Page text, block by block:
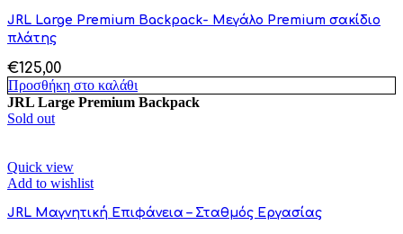
JRL Large Premium Backpack- Μεγάλο Premium σακίδιο
πλάτης
€125,00
Προσθήκη στο καλάθι
JRL Large Premium Backpack
Sold out
Quick view
Add to wishlist
JRL Μαγνητική Επιφάνεια – Σταθμός Εργασίας